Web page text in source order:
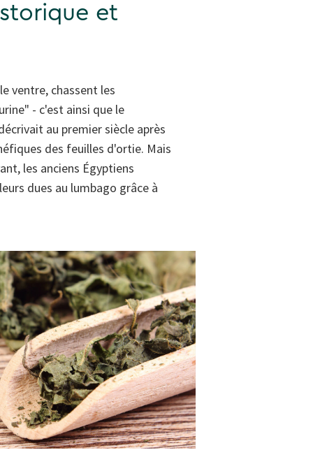
et
ventre, chassent les
- c'est ainsi que le
au premier siècle après
des feuilles d'ortie. Mais
les anciens Égyptiens
dues au lumbago grâce à